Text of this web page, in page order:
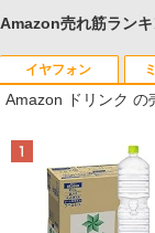
Amazon売れ筋ラン
イヤフォン
Amazon ドリンク の